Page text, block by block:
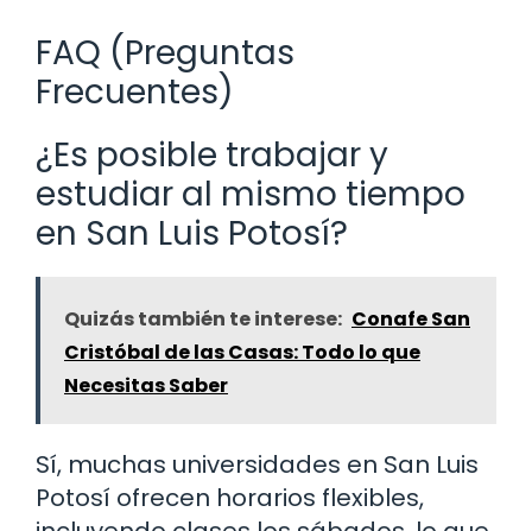
FAQ (Preguntas
Frecuentes)
¿Es posible trabajar y
estudiar al mismo tiempo
en San Luis Potosí?
Quizás también te interese: Conafe San
Cristóbal de las Casas: Todo lo que
Necesitas Saber
Sí, muchas universidades en San Luis
Potosí ofrecen horarios flexibles,